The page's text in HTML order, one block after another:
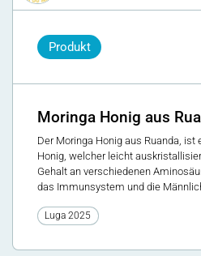
Produkt
Moringa Honig aus
Der Moringa Honig aus Ruanda,
Honig, welcher leicht
Gehalt an verschiedenen
das Immunsystem und die
Luga 2025